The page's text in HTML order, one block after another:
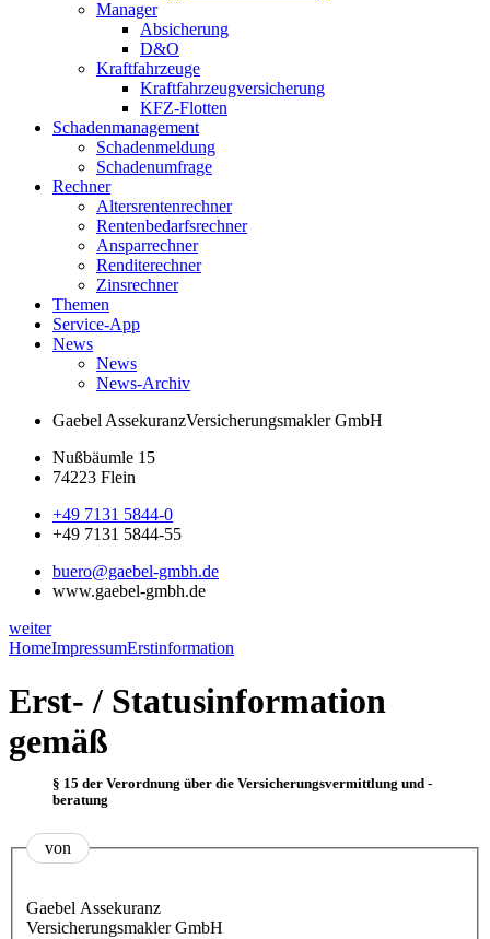
Manager
Absicherung
D&O
Kraftfahrzeuge
Kraftfahrzeugversicherung
KFZ-Flotten
Schadenmanagement
Schadenmeldung
Schadenumfrage
Rechner
Altersrentenrechner
Rentenbedarfsrechner
Ansparrechner
Renditerechner
Zinsrechner
Themen
Service-App
News
News
News-Archiv
Gaebel AssekuranzVersicherungsmakler GmbH
Nußbäumle 15
74223 Flein
+49 7131 5844-0
+49 7131 5844-55
buero@gaebel-gmbh.de
www.gaebel-gmbh.de
weiter
HomeImpressumErstinformation
Erst- / Statusinformation
gemäß
§ 15 der Verordnung über die Versicherungsvermittlung und -
beratung
von
Gaebel Assekuranz
Versicherungsmakler GmbH